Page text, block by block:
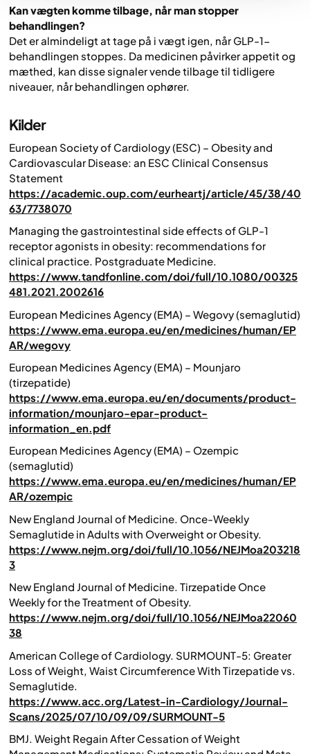
Kan vægten komme tilbage, når man stopper
behandlingen?
Det er almindeligt at tage på i vægt igen, når GLP-1-
behandlingen stoppes. Da medicinen påvirker appetit og
mæthed, kan disse signaler vende tilbage til tidligere
niveauer, når behandlingen ophører.
Kilder
European Society of Cardiology (ESC) – Obesity and
Cardiovascular Disease: an ESC Clinical Consensus
Statement
https://academic.oup.com/eurheartj/article/45/38/40
63/7738070
Managing the gastrointestinal side effects of GLP-1
receptor agonists in obesity: recommendations for
clinical practice. Postgraduate Medicine.
https://www.tandfonline.com/doi/full/10.1080/00325
481.2021.2002616
European Medicines Agency (EMA) – Wegovy (semaglutid)
https://www.ema.europa.eu/en/medicines/human/EP
AR/wegovy
European Medicines Agency (EMA) – Mounjaro
(tirzepatide)
https://www.ema.europa.eu/en/documents/product-
information/mounjaro-epar-product-
information_en.pdf
European Medicines Agency (EMA) – Ozempic
(semaglutid)
https://www.ema.europa.eu/en/medicines/human/EP
AR/ozempic
New England Journal of Medicine. Once-Weekly
Semaglutide in Adults with Overweight or Obesity.
https://www.nejm.org/doi/full/10.1056/NEJMoa203218
3
New England Journal of Medicine. Tirzepatide Once
Weekly for the Treatment of Obesity.
https://www.nejm.org/doi/full/10.1056/NEJMoa22060
38
American College of Cardiology. SURMOUNT-5: Greater
Loss of Weight, Waist Circumference With Tirzepatide vs.
Semaglutide.
https://www.acc.org/Latest-in-Cardiology/Journal-
Scans/2025/07/10/09/09/SURMOUNT-5
BMJ. Weight Regain After Cessation of Weight